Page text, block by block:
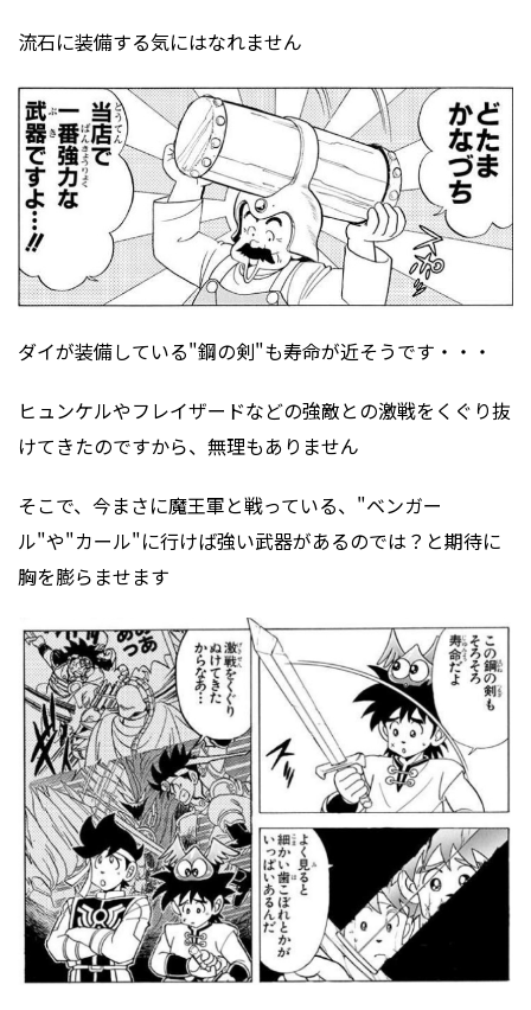
流石に装備する気にはなれません
ダイが装備している"鋼の剣"も寿命が近そうです・・・
ヒュンケルやフレイザードなどの強敵との激戦をくぐり抜
けてきたのですから、無理もありません
そこで、今まさに魔王軍と戦っている、"ベンガー
ル"や"カール"に行けば強い武器があるのでは？と期待に
胸を膨らませます